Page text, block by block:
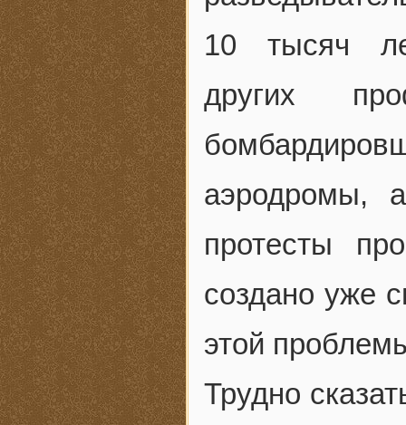
10 тысяч
других
аэродромы,
протесты
создано уже
этой
Трудно